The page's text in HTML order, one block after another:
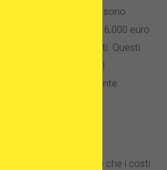
di donazione di ovuli sono
3,500 euro in India, 6,000 euro
euro negli Stati Uniti. Questi
- e devi ricordare che il
in vitro raramente
per costoso. È vero che i costi